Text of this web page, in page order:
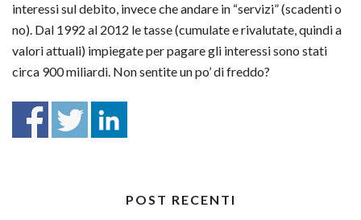
interessi sul debito, invece che andare in “servizi” (scadenti o
no). Dal 1992 al 2012 le tasse (cumulate e rivalutate, quindi a
valori attuali) impiegate per pagare gli interessi sono stati
circa 900 miliardi. Non sentite un po’ di freddo?
POST RECENTI